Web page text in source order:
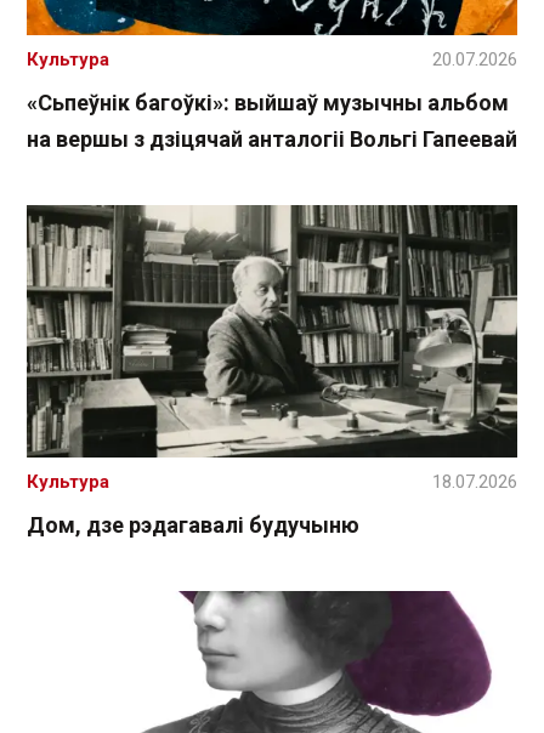
«Сьпеўнік багоўкі»: выйшаў музычны альбом
на вершы з дзіцячай анталогіі Вольгі Гапеевай
Культура 20.07.2026
Дом, дзе рэдагавалі будучыню
Культура 18.07.2026